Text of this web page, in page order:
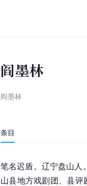
阎墨林
阎墨林
条目
笔名迟盾。辽宁盘山人
山县地方戏剧团、县